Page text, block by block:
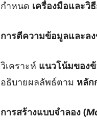
กำหนด เครื่องมือและวิ
การตีความข้อมูลและล
วิเคราะห์ แนวโน้มของ
อธิบายผลลัพธ์ตาม หลัก
การสร้างแบบจำลอง (